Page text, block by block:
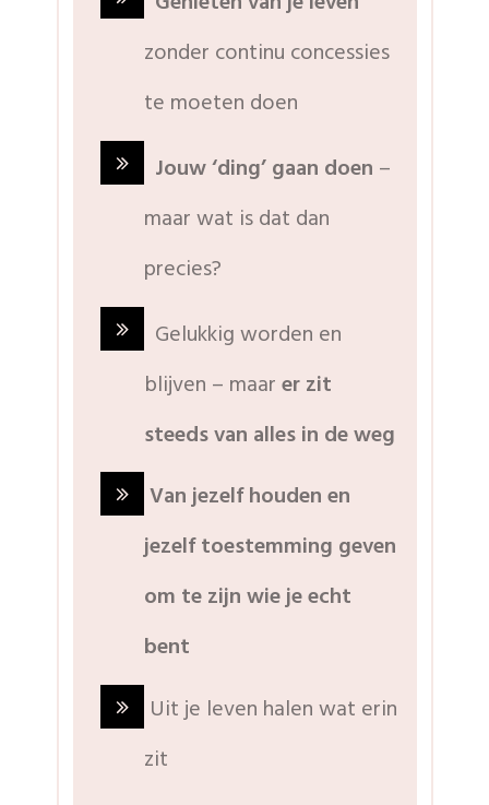
zonder continu concessies
te moeten doen
Jouw ‘ding’ gaan doen –
maar wat is dat dan
precies?
Gelukkig worden en
blijven – maarer zit
steeds van alles in de weg
Van jezelf houden en
jezelf toestemming geven
om tezijn wie je echt
bent
Uit je leven halen wat erin
zit